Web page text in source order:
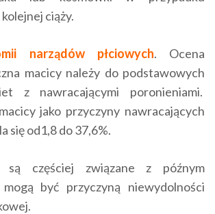
ciąży.
narządów płciowych. Ocena
macicy należy do podstawowych
z nawracającymi poronieniami.
jako przyczyny nawracających
się od1,8 do 37,6%.
są częściej związane z późnym
być przyczyną niewydolności